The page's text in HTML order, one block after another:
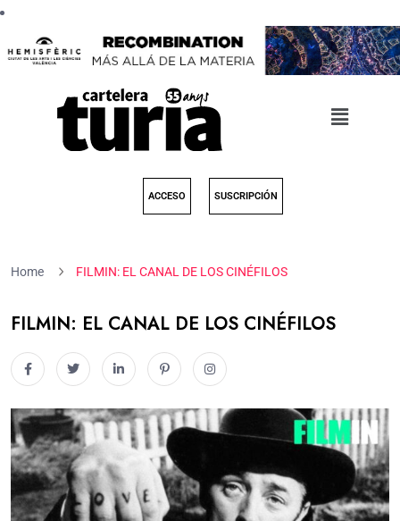
ACCESO SUSCRIPCIÓN
Home FILMIN: EL CANAL DE LOS CINÉFILOS
FILMIN: EL CANAL DE LOS CINÉFILOS